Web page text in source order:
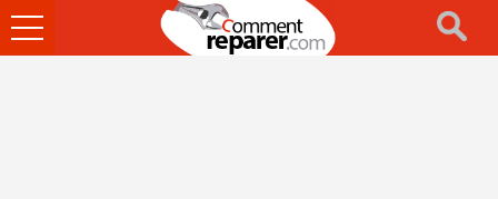
Ouvrir
le